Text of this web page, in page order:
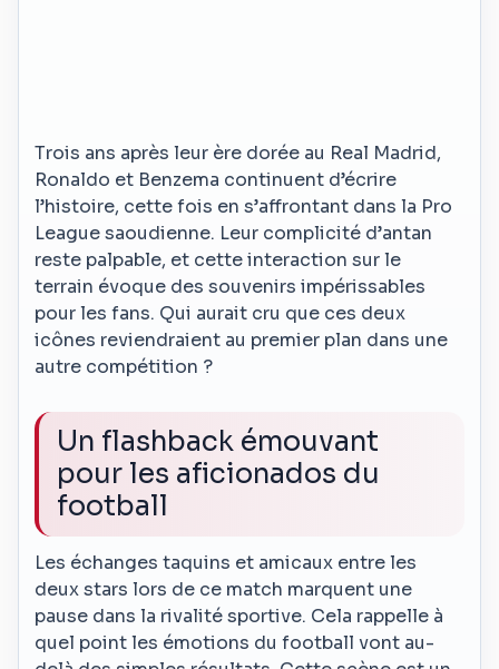
Trois ans après leur ère dorée au Real Madrid,
Ronaldo et Benzema continuent d’écrire
l’histoire, cette fois en s’affrontant dans la Pro
League saoudienne. Leur complicité d’antan
reste palpable, et cette interaction sur le
terrain évoque des souvenirs impérissables
pour les fans. Qui aurait cru que ces deux
icônes reviendraient au premier plan dans une
autre compétition ?
Un flashback émouvant
pour les aficionados du
football
Les échanges taquins et amicaux entre les
deux stars lors de ce match marquent une
pause dans la rivalité sportive. Cela rappelle à
quel point les émotions du football vont au-